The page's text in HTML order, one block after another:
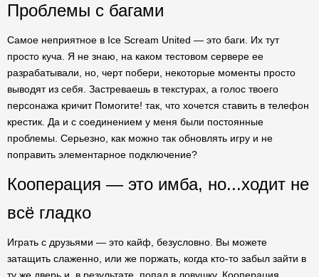
Проблемы с багами
Самое неприятное в Ice Scream United — это баги. Их тут
просто куча. Я не знаю, на каком тестовом сервере ее
разрабатывали, но, черт побери, некоторые моменты просто
выводят из себя. Застреваешь в текстурах, а голос твоего
персонажа кричит Помогите! так, что хочется ставить в телефон
крестик. Да и с соединением у меня были постоянные
проблемы. Серьезно, как можно так обновлять игру и не
поправить элементарное подключение?
Кооперация — это имба, но...ходит не
всё гладко
Играть с друзьями — это кайф, безусловно. Вы можете
затащить слаженно, или же поржать, когда кто-то забыл зайти в